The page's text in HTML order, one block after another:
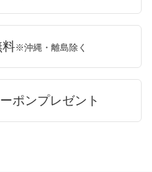
料※沖縄・離島除く
ポンプレゼント